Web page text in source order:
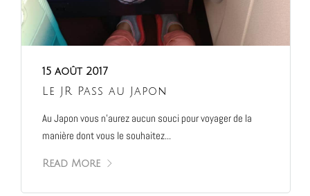
15 août 2017
Le JR Pass au Japon
Au Japon vous n’aurez aucun souci pour voyager de la
manière dont vous le souhaitez...
Read More